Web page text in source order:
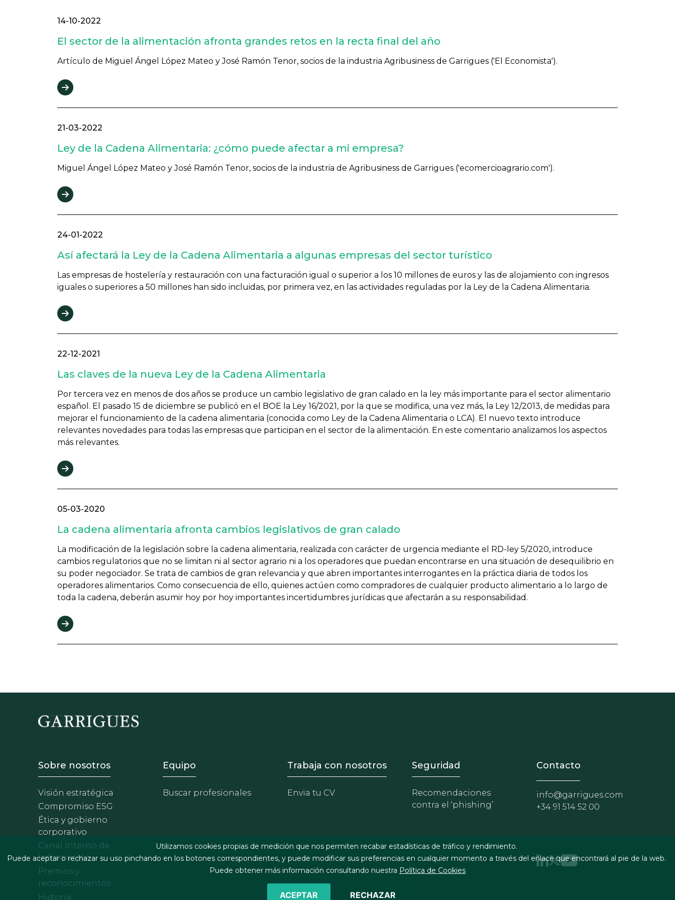
14-10-2022
El sector de la alimentación afronta grandes retos en la recta final del año
Artículo de Miguel Ángel López Mateo y José Ramón Tenor, socios de la industria Agribusiness de Garrigues ('El Economista').
21-03-2022
Ley de la Cadena Alimentaria: ¿cómo puede afectar a mi empresa?
Miguel Ángel López Mateo y José Ramón Tenor, socios de la industria de Agribusiness de Garrigues ('ecomercioagrario.com').
24-01-2022
Así afectará la Ley de la Cadena Alimentaria a algunas empresas del sector turístico
Las empresas de hostelería y restauración con una facturación igual o superior a los 10 millones de euros y las de alojamiento con ingresos
iguales o superiores a 50 millones han sido incluidas, por primera vez, en las actividades reguladas por la Ley de la Cadena Alimentaria.
22-12-2021
Las claves de la nueva Ley de la Cadena Alimentaria
Por tercera vez en menos de dos años se produce un cambio legislativo de gran calado en la ley más importante para el sector alimentario
español. El pasado 15 de diciembre se publicó en el BOE la Ley 16/2021, por la que se modifica, una vez más, la Ley 12/2013, de medidas para
mejorar el funcionamiento de la cadena alimentaria (conocida como Ley de la Cadena Alimentaria o LCA). El nuevo texto introduce
relevantes novedades para todas las empresas que participan en el sector de la alimentación. En este comentario analizamos los aspectos
más relevantes.
05-03-2020
La cadena alimentaria afronta cambios legislativos de gran calado
La modificación de la legislación sobre la cadena alimentaria, realizada con carácter de urgencia mediante el RD-ley 5/2020, introduce
cambios regulatorios que no se limitan ni al sector agrario ni a los operadores que puedan encontrarse en una situación de desequilibrio en
su poder negociador. Se trata de cambios de gran relevancia y que abren importantes interrogantes en la práctica diaria de todos los
operadores alimentarios. Como consecuencia de ello, quienes actúen como compradores de cualquier producto alimentario a lo largo de
toda la cadena, deberán asumir hoy por hoy importantes incertidumbres jurídicas que afectarán a su responsabilidad.
Footer - Sobre Nosotros
Sobre nosotros
Visión estratégica
Compromiso ESG
Ética y gobierno
corporativo
Canal Interno de
Información
Premios y
reconocimientos
Historia
Footer - Equipo
Equipo
Buscar profesionales
Footer - Trabaja con nosotros
Trabaja con nosotros
Envia tu CV
Footer - Extranet y herramientas
Seguridad
Recomendaciones
contra el ‘phishing’
Contacto
info@garrigues.com
+34 91 514 52 00
Utilizamos cookies propias de medición que nos permiten recabar estadísticas de tráfico y rendimiento.
Puede aceptar o rechazar su uso pinchando en los botones correspondientes, y puede modificar sus preferencias en cualquier momento a través del enlace que encontrará al pie de la web.
Puede obtener más información consultando nuestra Política de Cookies
ACEPTAR RECHAZAR